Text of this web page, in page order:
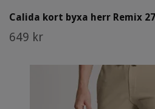
Calida kort byxa herr Remix
649 kr